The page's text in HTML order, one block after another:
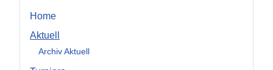
Home
Aktuell
Archiv Aktuell